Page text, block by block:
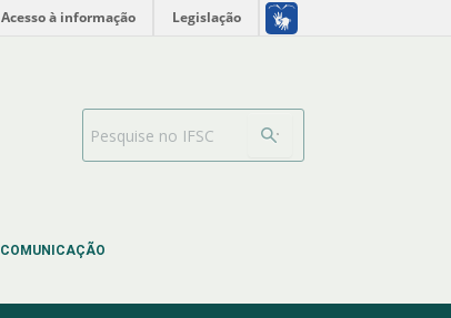
Acesso à informação Legislação
COMUNICAÇÃO
Barra de busca